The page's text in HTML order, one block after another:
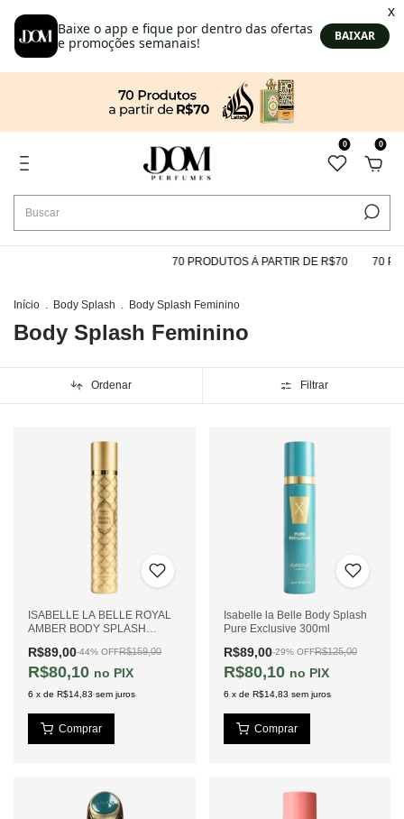
0 0
70 PRODUTOS À PARTIR DE R$70 70
Início Body Splash Body Splash Feminino
Body Splash Feminino
Ordenar Filtrar
ISABELLE LA BELLE ROYAL
AMBER BODY SPLASH
R$89,00-44% OFFR$159,00
R$80,10 PIX
6 x de R$14,83 sem juros
Isabelle la Belle Body Splash
Pure Exclusive 300ml
R$89,00-29% OFFR$125,00
R$80,10 PIX
6 x de R$14,83 sem juros